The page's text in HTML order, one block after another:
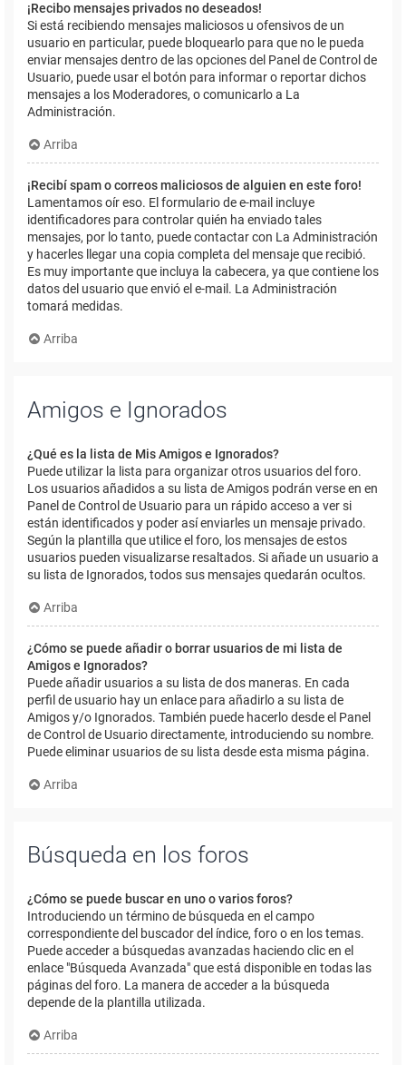
¡Recibo mensajes privados no deseados!
Si está recibiendo mensajes maliciosos u ofensivos de un
usuario en particular, puede bloquearlo para que no le pueda
enviar mensajes dentro de las opciones del Panel de Control de
Usuario, puede usar el botón para informar o reportar dichos
mensajes a los Moderadores, o comunicarlo a La
Administración.
Arriba
¡Recibí spam o correos maliciosos de alguien en este foro!
Lamentamos oír eso. El formulario de e-mail incluye
identificadores para controlar quién ha enviado tales
mensajes, por lo tanto, puede contactar con La Administración
y hacerles llegar una copia completa del mensaje que recibió.
Es muy importante que incluya la cabecera, ya que contiene los
datos del usuario que envió el e-mail. La Administración
tomará medidas.
Arriba
Amigos e Ignorados
¿Qué es la lista de Mis Amigos e Ignorados?
Puede utilizar la lista para organizar otros usuarios del foro.
Los usuarios añadidos a su lista de Amigos podrán verse en en
Panel de Control de Usuario para un rápido acceso a ver si
están identificados y poder así enviarles un mensaje privado.
Según la plantilla que utilice el foro, los mensajes de estos
usuarios pueden visualizarse resaltados. Si añade un usuario a
su lista de Ignorados, todos sus mensajes quedarán ocultos.
Arriba
¿Cómo se puede añadir o borrar usuarios de mi lista de
Amigos e Ignorados?
Puede añadir usuarios a su lista de dos maneras. En cada
perfil de usuario hay un enlace para añadirlo a su lista de
Amigos y/o Ignorados. También puede hacerlo desde el Panel
de Control de Usuario directamente, introduciendo su nombre.
Puede eliminar usuarios de su lista desde esta misma página.
Arriba
Búsqueda en los foros
¿Cómo se puede buscar en uno o varios foros?
Introduciendo un término de búsqueda en el campo
correspondiente del buscador del índice, foro o en los temas.
Puede acceder a búsquedas avanzadas haciendo clic en el
enlace "Búsqueda Avanzada" que está disponible en todas las
páginas del foro. La manera de acceder a la búsqueda
depende de la plantilla utilizada.
Arriba